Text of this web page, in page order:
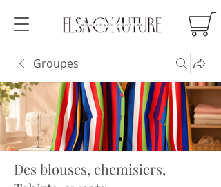
Groupes
Des blouses, chemisiers,